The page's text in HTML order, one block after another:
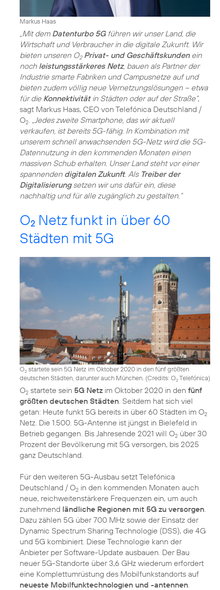
Markus Haas
„Mit dem Datenturbo 5Gführen wir unser Land, die
Wirtschaft und Verbraucher in die digitale Zukunft. Wir
bieten unseren O2 Privat- und Geschäftskundenein
noch leistungsstärkeres Netz, bauen als Partner der
Industrie smarte Fabriken und Campusnetze auf und
bieten zudem völlig neue Vernetzungslösungen – etwa
für die Konnektivitätin Städten oder auf der Straße“,
sagt Markus Haas, CEO von Telefónica Deutschland /
O2
„Jedes zweite Smartphone, das wir aktuell
verkaufen, ist bereits 5G-fähig. In Kombination mit
unserem schnell anwachsenden 5G-Netz wird die 5G-
Datennutzung in den kommenden Monaten einen
massiven Schub erhalten. Unser Land steht vor einer
spannenden digitalen Zukunft. Als Treiber der
Digitalisierungsetzen wir uns dafür ein, diese
nachhaltig und für alle zugänglich zu gestalten.“
O2 Netz funkt in über 60
Städten mit 5G
O2 startete sein 5G Netz im Oktober 2020 in den fünf größten
deutschen Städten, darunter auch München. (Credits: O2Telefónica)
O2 startete sein 5G Netz im Oktober 2020 in den fünf
größten deutschen Städten . Seitdem hat sich viel
getan: Heute funkt 5G bereits in über 60 Städten im O2
Netz. Die 1.500. 5G-Antenne ist jüngst in Bielefeld in
Betrieb gegangen. Bis Jahresende 2021 will O2 über 30
Prozent der Bevölkerung mit 5G versorgen, bis 2025
ganz Deutschland.
Für den weiteren 5G-Ausbau setzt Telefónica
Deutschland / O2 in den kommenden Monaten auch
neue, reichweitenstärkere Frequenzen ein, um auch
zunehmend ländliche Regionen mit 5G zu versorgen
Dazu zählen 5G über 700 MHz sowie der Einsatz der
Dynamic Spectrum Sharing Technologie (DSS), die 4G
und 5G kombiniert. Diese Technologie kann der
Anbieter per Software-Update ausbauen. Der Bau
neuer 5G-Standorte über 3,6 GHz wiederum erfordert
eine Komplettumrüstung des Mobilfunkstandorts auf
neueste Mobilfunktechnologien und -antennen